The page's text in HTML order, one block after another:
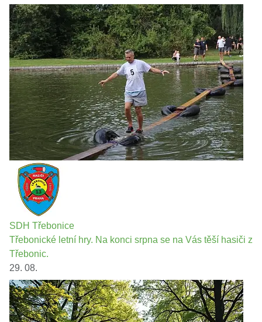
SDH Třebonice
Třebonické letní hry. Na konci srpna se na Vás těší hasiči z
Třebonic.
29. 08.